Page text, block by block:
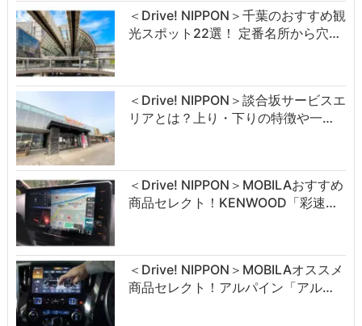
＜Drive! NIPPON＞千葉のおすすめ観
光スポット22選！ 定番名所から穴…
＜Drive! NIPPON＞談合坂サービスエ
リアとは？上り・下りの特徴や一…
＜Drive! NIPPON＞MOBILAおすすめ
商品セレクト！KENWOOD「彩速…
＜Drive! NIPPON＞MOBILAオススメ
商品セレクト！アルパイン「アル…